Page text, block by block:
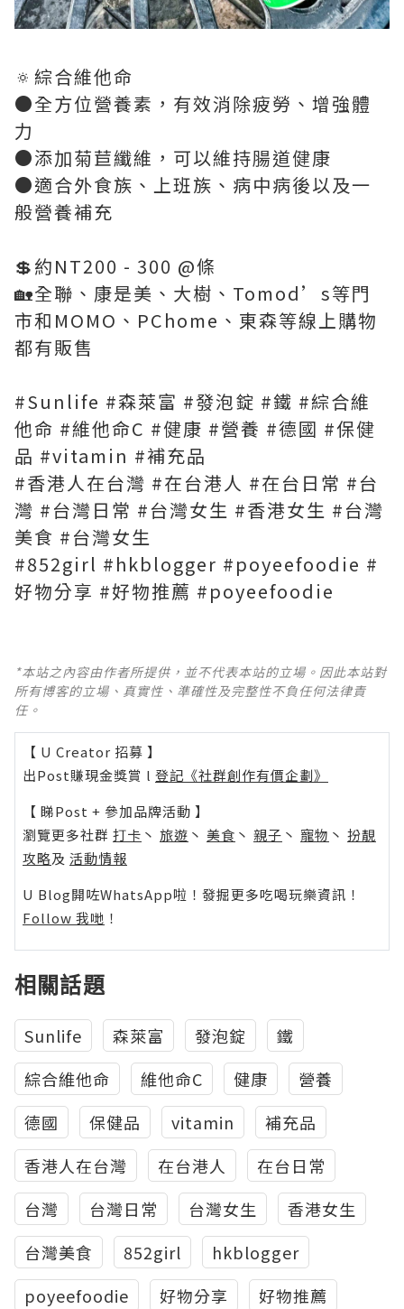
🔅綜合維他命
●全方位營養素，有效消除疲勞、增強體
力
●添加菊苣纖維，可以維持腸道健康
●適合外食族、上班族、病中病後以及一
般營養補充
💲約NT200 - 300 @條
🏡全聯、康是美、大樹、Tomod’s等門
市和MOMO、PChome、東森等線上購物
都有販售
#Sunlife #森萊富 #發泡錠 #鐵 #綜合維
他命 #維他命C #健康 #營養 #德國 #保健
品 #vitamin #補充品
#香港人在台灣 #在台港人 #在台日常 #台
灣 #台灣日常 #台灣女生 #香港女生 #台灣
美食 #台灣女生
#852girl #hkblogger #poyeefoodie #
好物分享 #好物推薦 #poyeefoodie
*本站之內容由作者所提供，並不代表本站的立場。因此本站對
所有博客的立場、真實性、準確性及完整性不負任何法律責
任。
【 U Creator 招募 】
出Post賺現金獎賞 l 登記《社群創作有價企劃》
【 睇Post + 參加品牌活動 】
瀏覽更多社群 打卡 丶 旅遊 丶 美食 丶 親子 丶 寵物 丶 扮靚
攻略及 活動情報
U Blog開咗WhatsApp啦！發掘更多吃喝玩樂資訊！
Follow 我哋 ！
相關話題
Sunlife 森萊富 發泡錠
鐵
綜合維他命
維他命C 健康
營養
德國
保健品 vitamin
補充品
香港人在台灣
在台港人
在台日常
台灣
台灣日常 台灣女生
香港女生
台灣美食
852girl
hkblogger
poyeefoodie
好物分享 好物推薦